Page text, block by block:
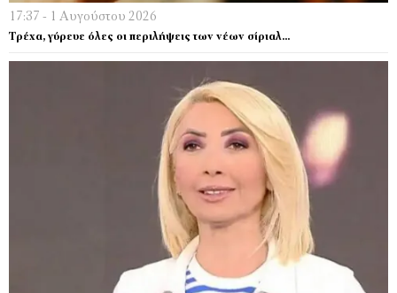
17:37 - 1 Αυγούστου 2026
Τρέχα, γύρευε όλες οι περιλήψεις των νέων σίριαλ…